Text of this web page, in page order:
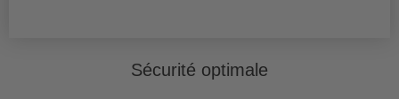
Sécurité optimale